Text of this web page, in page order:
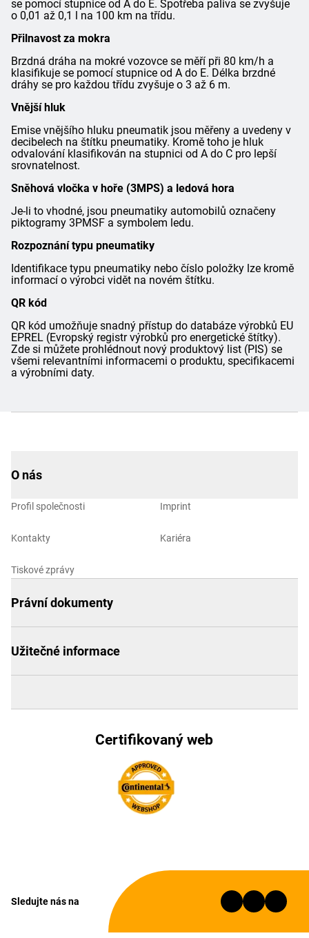
se pomocí stupnice od A do E. Spotřeba paliva se zvyšuje
o 0,01 až 0,1 l na 100 km na třídu.
Přilnavost za mokra
Brzdná dráha na mokré vozovce se měří při 80 km/h a
klasifikuje se pomocí stupnice od A do E. Délka brzdné
dráhy se pro každou třídu zvyšuje o 3 až 6 m.
Vnější hluk
Emise vnějšího hluku pneumatik jsou měřeny a uvedeny v
decibelech na štítku pneumatiky. Kromě toho je hluk
odvalování klasifikován na stupnici od A do C pro lepší
srovnatelnost.
Sněhová vločka v hoře (3MPS) a ledová hora
Je-li to vhodné, jsou pneumatiky automobilů označeny
piktogramy 3PMSF a symbolem ledu.
Rozpoznání typu pneumatiky
Identifikace typu pneumatiky nebo číslo položky lze kromě
informací o výrobci vidět na novém štítku.
QR kód
QR kód umožňuje snadný přístup do databáze výrobků EU
EPREL (Evropský registr výrobků pro energetické štítky).
Zde si můžete prohlédnout nový produktový list (PIS) se
všemi relevantními informacemi o produktu, specifikacemi
a výrobními daty.
O nás
Profil společnosti
Kontakty
Tiskové zprávy
Imprint
Kariéra
Právní dokumenty
Užitečné informace
Certifikovaný web
Sledujte nás na